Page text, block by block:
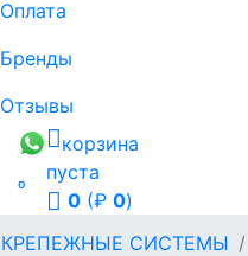
Оплата
Бренды
Отзывы

корзина
пуста
0 (₽ 0)
КРЕПЕЖНЫЕ СИСТЕМЫ